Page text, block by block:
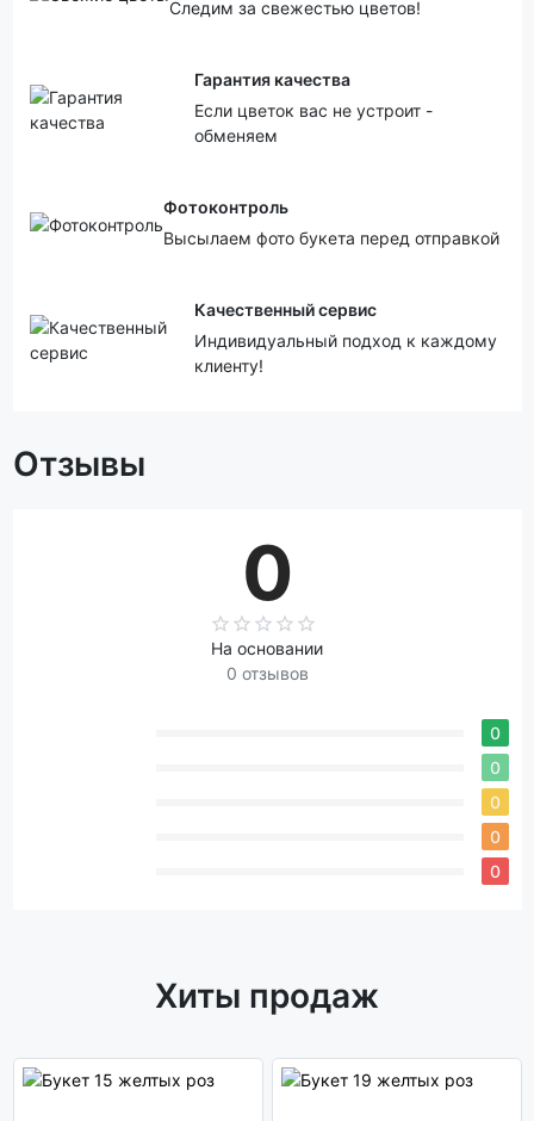
Следим за свежестью цветов!
Гарантия качества
Если цветок вас не устроит -
обменяем
Фотоконтроль
Высылаем фото букета перед отправкой
Качественный сервис
Индивидуальный подход к каждому
клиенту!
Отзывы
0
На основании
0 отзывов
0
0
0
0
0
Хиты продаж